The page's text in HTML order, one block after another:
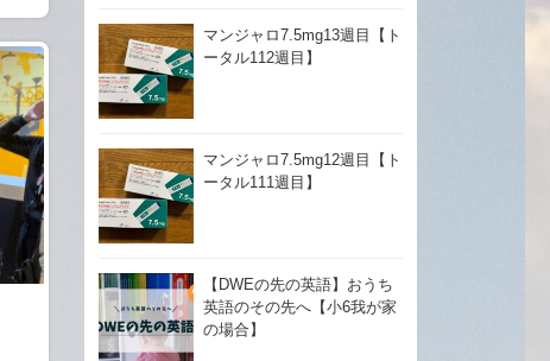
マンジャロ7.5mg13週目【ト
ータル112週目】
マンジャロ7.5mg12週目【ト
ータル111週目】
【DWEの先の英語】おうち
英語のその先へ【小6我が家
の場合】